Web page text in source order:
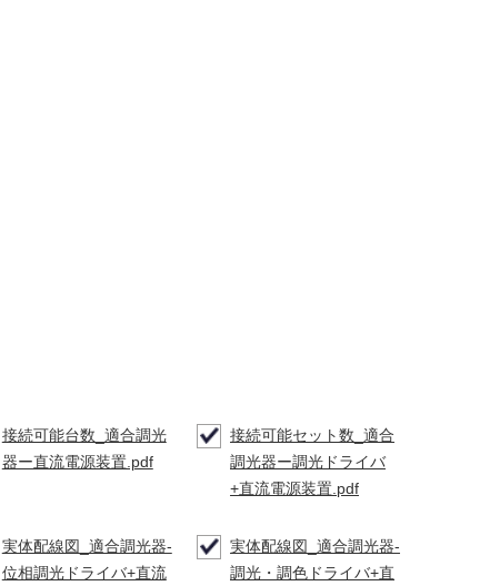
接続可能台数_適合調光
器ー直流電源装置.pdf
接続可能セット数_適合
調光器ー調光ドライバ
+直流電源装置.pdf
実体配線図_適合調光器-
位相調光ドライバ+直流
実体配線図_適合調光器-
調光・調色ドライバ+直